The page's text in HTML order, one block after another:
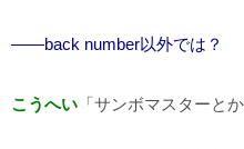
――back number以外では？
こうへい 「サンボマスターと